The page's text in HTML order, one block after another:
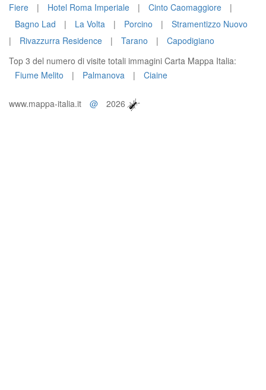
Fiere
| Hotel Roma Imperiale | Cinto Caomaggiore
|
Bagno Lad
| La Volta | Porcino |
Stramentizzo Nuovo
|
Rivazzurra Residence | Tarano |
Capodigiano
Top 3 del numero di visite totali immagini Carta Mappa Italia:
Fiume Melito
| Palmanova | Ciaine
www.mappa-italia.it @ 2026